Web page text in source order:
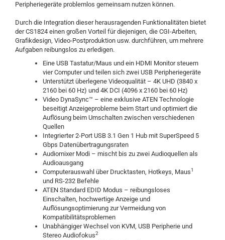
Peripheriegeräte problemlos gemeinsam nutzen können.
Durch die Integration dieser herausragenden Funktionalitäten bietet
der CS1824 einen großen Vorteil für diejenigen, die CGI-Arbeiten,
Grafikdesign, Video-Postproduktion usw. durchführen, um mehrere
Aufgaben reibungslos zu erledigen.
Eine USB Tastatur/Maus und ein HDMI Monitor steuern
vier Computer und teilen sich zwei USB Peripheriegeräte
Unterstützt überlegene Videoqualität – 4K UHD (3840 x
2160 bei 60 Hz) und 4K DCI (4096 x 2160 bei 60 Hz)
Video DynaSync™ – eine exklusive ATEN Technologie
beseitigt Anzeigeprobleme beim Start und optimiert die
Auflösung beim Umschalten zwischen verschiedenen
Quellen
Integrierter 2-Port USB 3.1 Gen 1 Hub mit SuperSpeed 5
Gbps Datenübertragungsraten
Audiomixer Modi – mischt bis zu zwei Audioquellen als
Audioausgang
Computerauswahl über Drucktasten, Hotkeys, Maus1
und RS-232 Befehle
ATEN Standard EDID Modus – reibungsloses
Einschalten, hochwertige Anzeige und
Auflösungsoptimierung zur Vermeidung von
Kompatibilitätsproblemen
Unabhängiger Wechsel von KVM, USB Peripherie und
Stereo Audiofokus2